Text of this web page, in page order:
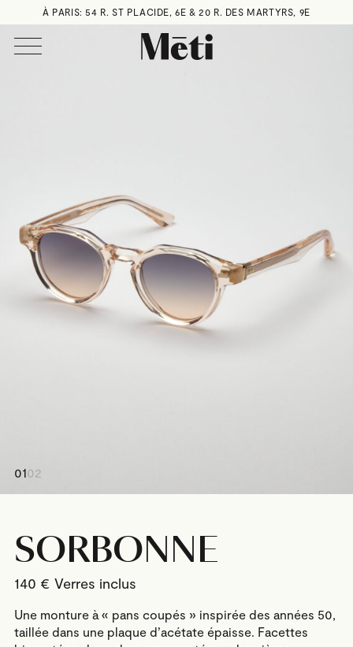
À PARIS: 54 R. ST PLACIDE, 6E & 20 R. DES MARTYRS, 9E
0102
SORBONNE
140 €
Une monture à « pans coupés » inspirée des années 50,
taillée dans une plaque d’acétate épaisse. Facettes